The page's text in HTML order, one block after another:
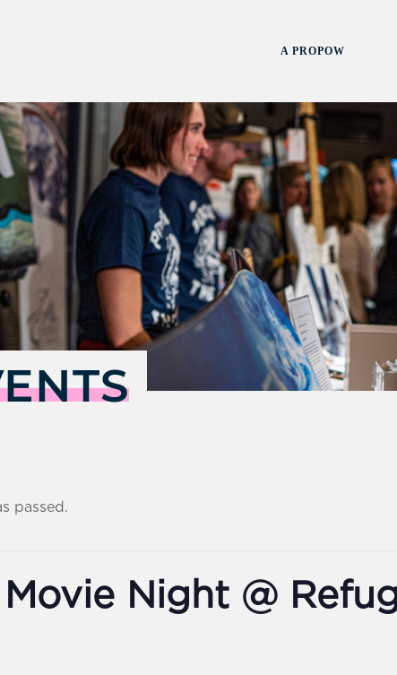
A PROPOW
passed.
Night @